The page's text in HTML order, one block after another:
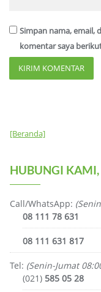
Simpan nama, email,
komentar saya
[Beranda]
HUBUNGI KAMI,
Call/WhatsApp:
08 111 78 631
08 111 631 817
Tel: (Senin-Jumat
(021) 585 05 28